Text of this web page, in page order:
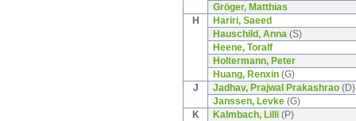
Gröger, Matthias
H
Hariri, Saeed
Hauschild, Anna(S)
Heene, Toralf
Holtermann, Peter
Huang, Renxin(G)
J
Jadhav, Prajwal Prakashrao(D)
Janssen, Levke(G)
K
Kalmbach, Lilli(P)